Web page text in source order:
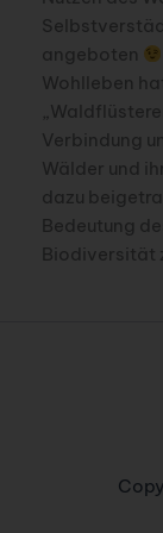
angeboten
Wohlleben
Verbindung
Wälder und
dazu
Bedeutung
Biodiversität